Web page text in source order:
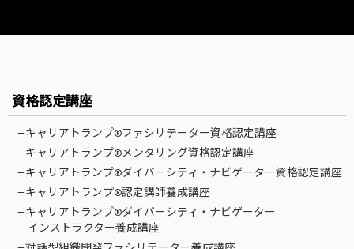
資格認定講座
—キャリアトランプ®ファシリテーター資格認定講座
—キャリアトランプ®メンタリング資格認定講座
—キャリアトランプ®ダイバーシティ・ナビゲーター資格認定講座
—キャリアトランプ®認定講師養成講座
—キャリアトランプ®ダイバーシティ・ナビゲーター
インストラクター養成講座